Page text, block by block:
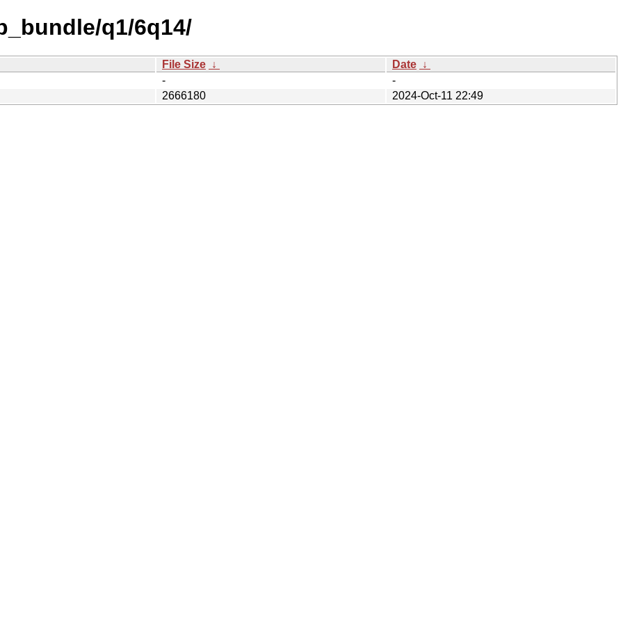
q1/6q14/
File Size ↓ Date ↓
-
-
2666180
2024-Oct-11 22:49